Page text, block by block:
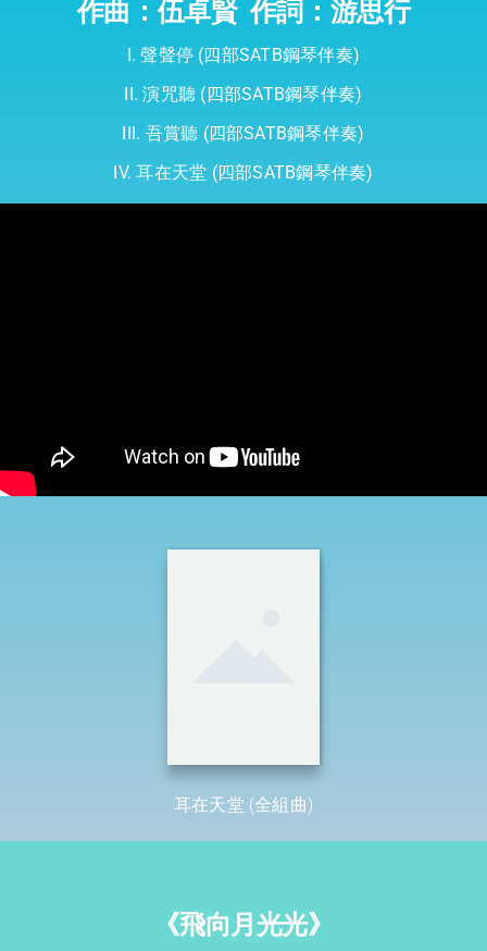
作曲：伍卓賢作詞：游思行
I. 聲聲停 (四部SATB鋼琴伴奏)ㅤ
II. 演咒聽 (四部SATB鋼琴伴奏)ㅤ
III. 吾賞聽 (四部SATB鋼琴伴奏)ㅤ
IV. 耳在天堂 (四部SATB鋼琴伴奏)
耳在天堂 (全組曲)
《飛向月光光》